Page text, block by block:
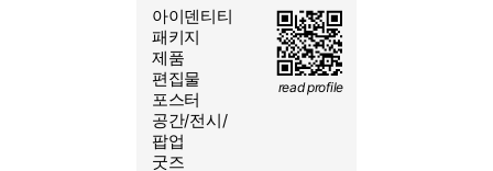
아이덴티티
패키지
제품
편집물
포스터
공간/전시/
팝업
굿즈
read profile
2026/08/6 09:08:42
yeoleum.kr@gmail.com